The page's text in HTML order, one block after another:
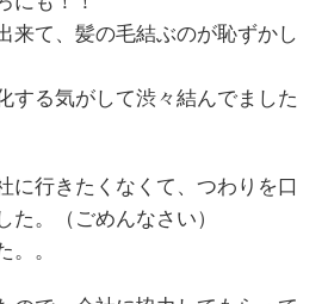
来て、髪の毛結ぶのが恥ずかし
する気がして渋々結んでました
に行きたくなくて、つわりを口
。（ごめんなさい）
。。